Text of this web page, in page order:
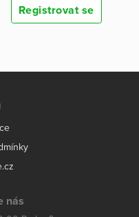
Registrovat se
nás